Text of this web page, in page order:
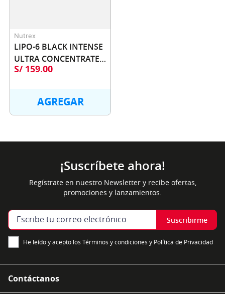
Nutrex
LIPO-6 BLACK INTENSE
ULTRA CONCENTRATE
60 CAPSULAS - NUTREX
S/ 159.00
AGREGAR
¡Suscríbete ahora!
Regístrate en nuestro Newsletter y recibe ofertas,
promociones y lanzamientos.
Suscribirme
He leído y acepto los Términos y condiciones y Política de Privacidad
Contáctanos